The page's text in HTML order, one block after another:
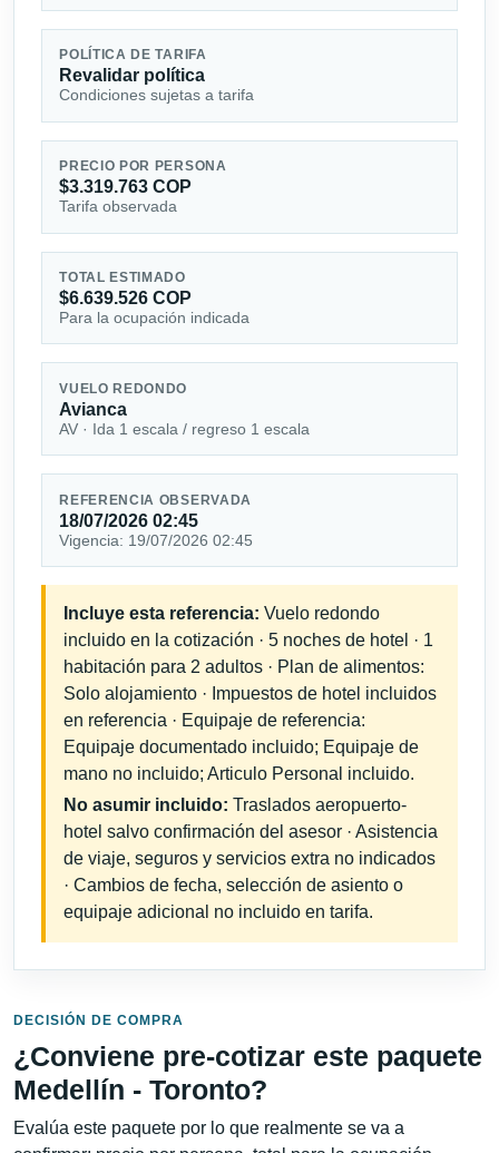
POLÍTICA DE TARIFA
Revalidar política
Condiciones sujetas a tarifa
PRECIO POR PERSONA
$3.319.763 COP
Tarifa observada
TOTAL ESTIMADO
$6.639.526 COP
Para la ocupación indicada
VUELO REDONDO
Avianca
AV · Ida 1 escala / regreso 1 escala
REFERENCIA OBSERVADA
18/07/2026 02:45
Vigencia: 19/07/2026 02:45
Incluye esta referencia: Vuelo redondo
incluido en la cotización · 5 noches de hotel · 1
habitación para 2 adultos · Plan de alimentos:
Solo alojamiento · Impuestos de hotel incluidos
en referencia · Equipaje de referencia:
Equipaje documentado incluido; Equipaje de
mano no incluido; Articulo Personal incluido.
No asumir incluido: Traslados aeropuerto-
hotel salvo confirmación del asesor · Asistencia
de viaje, seguros y servicios extra no indicados
· Cambios de fecha, selección de asiento o
equipaje adicional no incluido en tarifa.
DECISIÓN DE COMPRA
¿Conviene pre-cotizar este paquete
Medellín - Toronto?
Evalúa este paquete por lo que realmente se va a